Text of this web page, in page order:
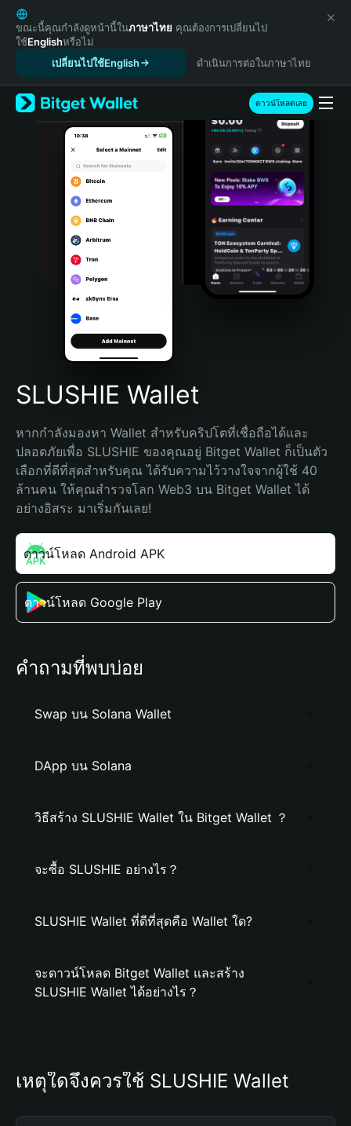
English
日本語
Tiếng Việt
Español (Latinoamérica)
Türkçe
Italiano
Português (Portugal)
Bahasa Indonesia
Português (Brasil)
Español (Argentina)
ขณะนี้คุณกำลังดูหน้านี้ในภาษาไทย คุณต้องการเปลี่ยนไป
ใช้Englishหรือไม่
เปลี่ยนไปใช้English
ดำเนินการต่อในภาษาไทย
ดาวน์โหลดเลย
SLUSHIE Wallet
หากกำลังมองหา Wallet สำหรับคริปโตที่เชื่อถือได้และ
ปลอดภัยเพื่อ SLUSHIE ของคุณอยู่ Bitget Wallet ก็เป็นตัว
เลือกที่ดีที่สุดสำหรับคุณ ได้รับความไว้วางใจจากผู้ใช้ 40
ล้านคน ให้คุณสำรวจโลก Web3 บน Bitget Wallet ได้
อย่างอิสระ มาเริ่มกันเลย!
ดาวน์โหลด Android APK
ดาวน์โหลด Google Play
คำถามที่พบบ่อย
Swap บน Solana Wallet
DApp บน Solana
วิธีสร้าง SLUSHIE Wallet ใน Bitget Wallet ？
จะซื้อ SLUSHIE อย่างไร？
SLUSHIE Wallet ที่ดีที่สุดคือ Wallet ใด?
จะดาวน์โหลด Bitget Wallet และสร้าง
SLUSHIE Wallet ได้อย่างไร？
เหตุใดจึงควรใช้ SLUSHIE Wallet